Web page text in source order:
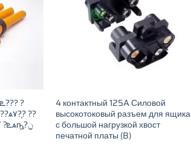
4 контактный 125A Силовой
высокотоковый разъем для ящика
с большой нагрузкой хвост
печатной платы (B)